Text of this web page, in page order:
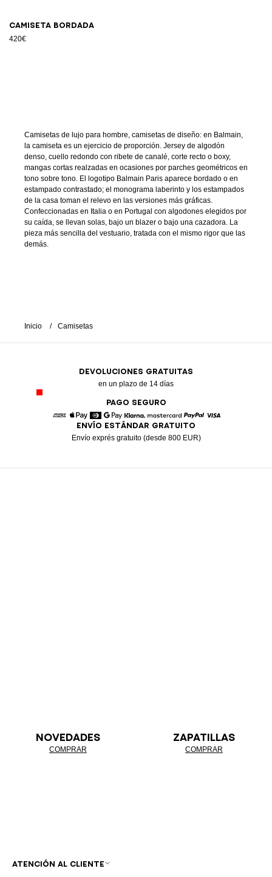
Camiseta bordada
420€
Camisetas de lujo para hombre, camisetas de diseño: en Balmain,
la camiseta es un ejercicio de proporción. Jersey de algodón
denso, cuello redondo con ribete de canalé, corte recto o boxy,
mangas cortas realzadas en ocasiones por parches geométricos en
tono sobre tono. El logotipo Balmain Paris aparece bordado o en
estampado contrastado; el monograma laberinto y los estampados
de la casa toman el relevo en las versiones más gráficas.
Confeccionadas en Italia o en Portugal con algodones elegidos por
su caída, se llevan solas, bajo un blazer o bajo una cazadora. La
pieza más sencilla del vestuario, tratada con el mismo rigor que las
demás.
Inicio Camisetas
DEVOLUCIONES GRATUITAS
en un plazo de 14 días
PAGO SEGURO
American Express
Apple Pay
DinersGoogle Pay
Klarna MastercardPaypal
ENVÍO ESTÁNDAR GRATUITO
Envío exprés gratuito (desde 800 EUR)
NOVEDADES
COMPRAR
ZAPATILLAS
COMPRAR
ATENCIÓN AL CLIENTE